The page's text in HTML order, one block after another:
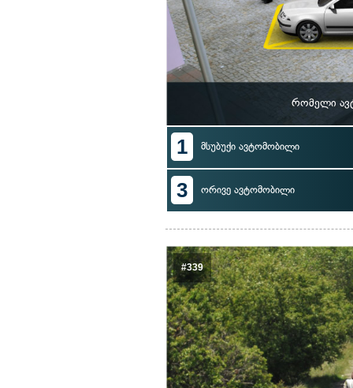
რომელი
1 მსუბუქი ავტომობილი
3 ორივე ავტომობილი
#339